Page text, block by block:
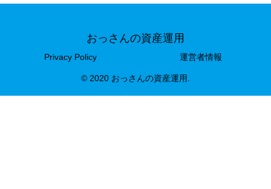
おっさんの資産運用
Privacy Policy 運営者情報
© 2020 おっさんの資産運用.